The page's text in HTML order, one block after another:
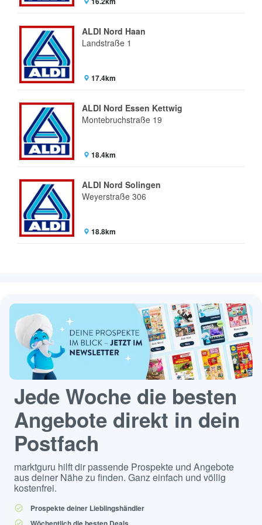
ALDI Nord Haan
Landstraße 1
17.4km
ALDI Nord Essen Kettwig
Montebruchstraße 19
18.4km
ALDI Nord Solingen
Weyerstraße 306
18.8km
Jede Woche die besten
Angebote direkt in dein
Postfach
marktguru hilft dir passende Prospekte und Angebote
aus deiner Nähe zu finden. Ganz einfach und völlig
kostenfrei.
Prospekte deiner Lieblingshändler